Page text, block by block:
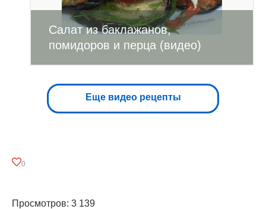
Салат из баклажанов,
помидоров и перца (видео)
Еще видео рецепты
0
Просмотров: 3 139